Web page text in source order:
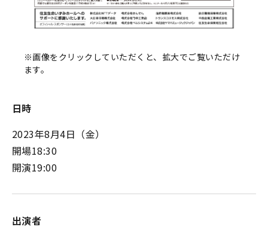
※画像をクリックしていただくと、拡大でご覧いただけ
ます。
日時
2023年8月4日（金）
開場18:30
開演19:00
出演者